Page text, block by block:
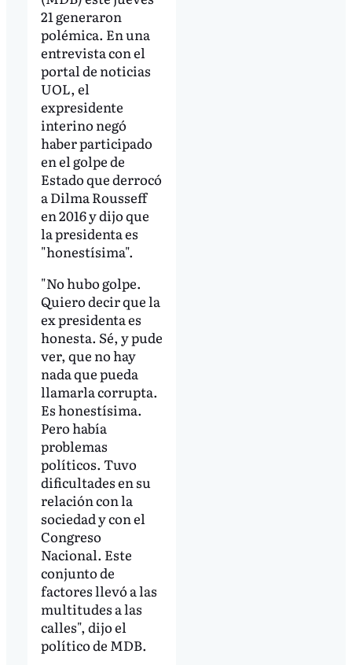
21 generaron
polémica. En una
entrevista con el
portal de noticias
UOL, el
expresidente
interino negó
haber participado
en el golpe de
Estado que derrocó
a Dilma Rousseff
en 2016 y dijo que
la presidenta es
"honestísima".
"No hubo golpe.
Quiero decir que la
ex presidenta es
honesta. Sé, y pude
ver, que no hay
nada que pueda
llamarla corrupta.
Es honestísima.
Pero había
problemas
políticos. Tuvo
dificultades en su
relación con la
sociedad y con el
Congreso
Nacional. Este
conjunto de
factores llevó a las
multitudes a las
calles", dijo el
político de MDB.